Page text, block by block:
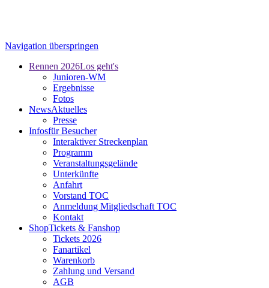
Navigation überspringen
Rennen 2026Los geht's
Junioren-WM
Ergebnisse
Fotos
NewsAktuelles
Presse
Infosfür Besucher
Interaktiver Streckenplan
Programm
Veranstaltungsgelände
Unterkünfte
Anfahrt
Vorstand TOC
Anmeldung Mitgliedschaft TOC
Kontakt
ShopTickets & Fanshop
Tickets 2026
Fanartikel
Warenkorb
Zahlung und Versand
AGB